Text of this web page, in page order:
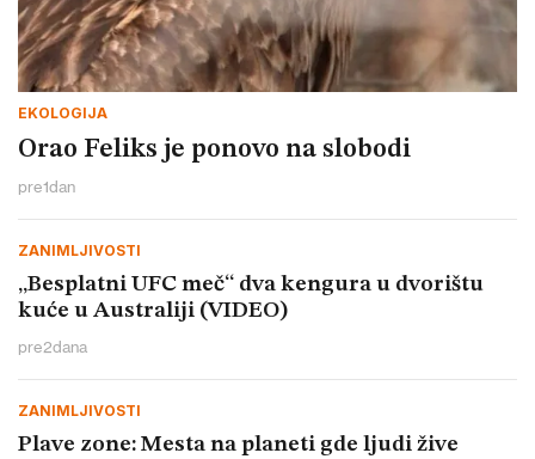
EKOLOGIJA
Orao Feliks je ponovo na slobodi
pre1dan
ZANIMLJIVOSTI
„Besplatni UFC meč“ dva kengura u dvorištu
kuće u Australiji (VIDEO)
pre2dana
ZANIMLJIVOSTI
Plave zone: Mesta na planeti gde ljudi žive